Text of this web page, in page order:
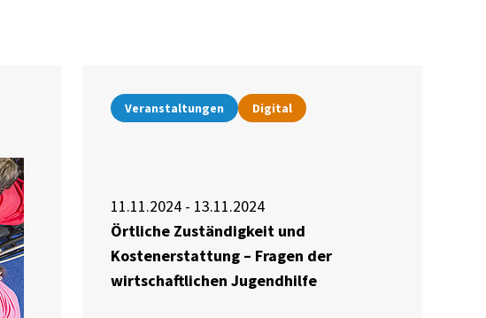
Veranstaltungen Digital
11.11.2024 - 13.11.2024
Örtliche Zuständigkeit und
Kostenerstattung – Fragen der
wirtschaftlichen Jugendhilfe